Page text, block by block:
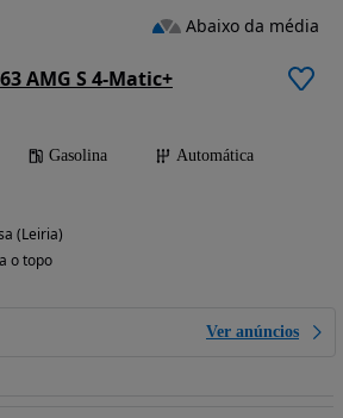
AMG S 4-Matic+
Gasolina
Automática
(Leiria)
o topo
Ver anúncios
Abaixo da média